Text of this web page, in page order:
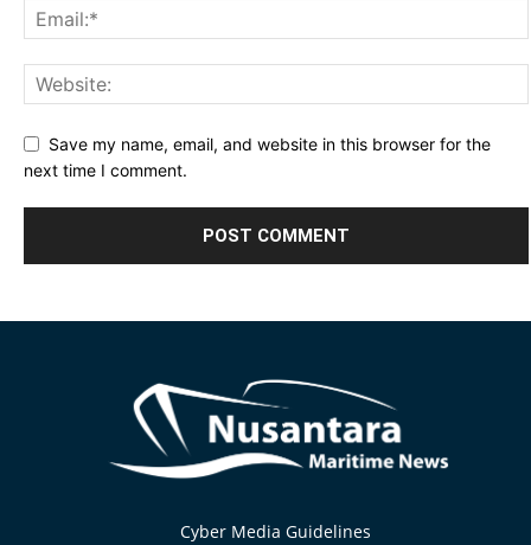
Save my name, email, and website in this browser for the
next time I comment.
Cyber Media Guidelines